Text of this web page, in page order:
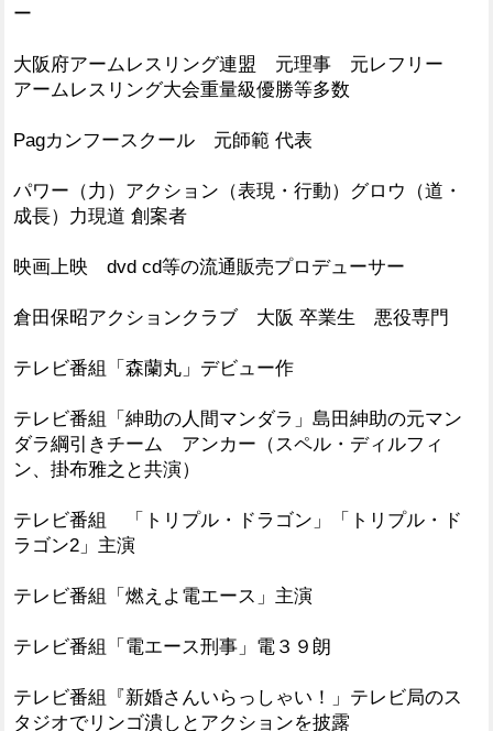
ー
大阪府アームレスリング連盟 元理事 元レフリー
アームレスリング大会重量級優勝等多数
Pagカンフースクール 元師範 代表
パワー（力）アクション（表現・行動）グロウ（道・
成長）力現道 創案者
映画上映 dvd cd等の流通販売プロデューサー
倉田保昭アクションクラブ 大阪 卒業生 悪役専門
テレビ番組「森蘭丸」デビュー作
テレビ番組「紳助の人間マンダラ」島田紳助の元マン
ダラ綱引きチーム アンカー（スペル・ディルフィ
ン、掛布雅之と共演）
テレビ番組 「トリプル・ドラゴン」「トリプル・ド
ラゴン2」主演
テレビ番組「燃えよ電エース」主演
テレビ番組「電エース刑事」電３９朗
テレビ番組『新婚さんいらっしゃい！」テレビ局のス
タジオでリンゴ潰しとアクションを披露